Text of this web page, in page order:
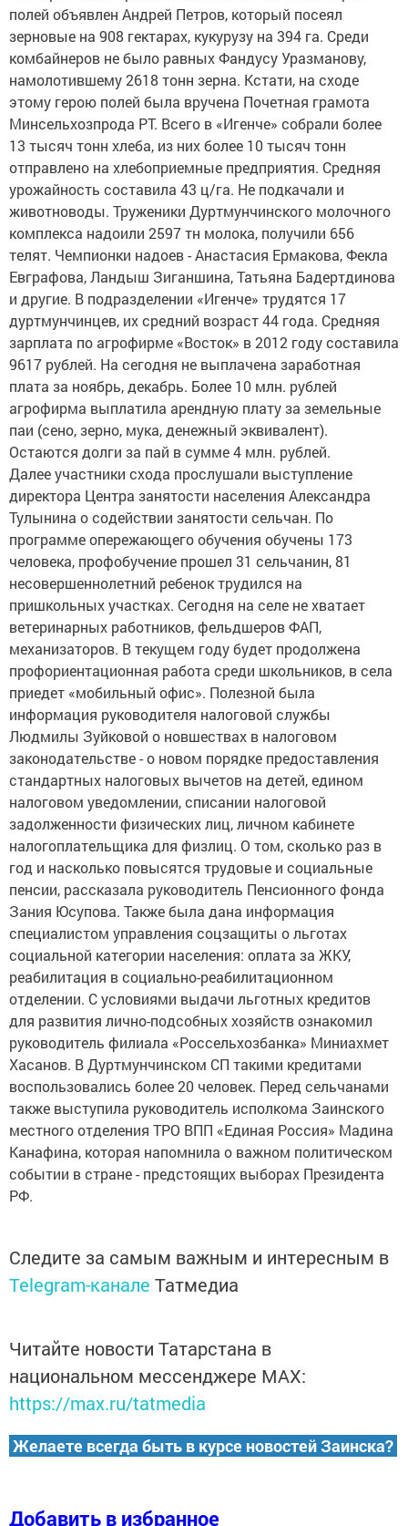
полей объявлен Андрей Петров, который посеял
зерновые на 908 гектарах, кукурузу на 394 га. Среди
комбайнеров не было равных Фандусу Уразманову,
намолотившему 2618 тонн зерна. Кстати, на сходе
этому герою полей была вручена Почетная грамота
Минсельхозпрода РТ. Всего в «Игенче» собрали более
13 тысяч тонн хлеба, из них более 10 тысяч тонн
отправлено на хлебоприемные предприятия. Средняя
урожайность составила 43 ц/га. Не подкачали и
животноводы. Труженики Дуртмунчинского молочного
комплекса надоили 2597 тн молока, получили 656
телят. Чемпионки надоев - Анастасия Ермакова, Фекла
Евграфова, Ландыш Зиганшина, Татьяна Бадертдинова
и другие. В подразделении «Игенче» трудятся 17
дуртмунчинцев, их средний возраст 44 года. Средняя
зарплата по агрофирме «Восток» в 2012 году составила
9617 рублей. На сегодня не выплачена заработная
плата за ноябрь, декабрь. Более 10 млн. рублей
агрофирма выплатила арендную плату за земельные
паи (сено, зерно, мука, денежный эквивалент).
Остаются долги за пай в сумме 4 млн. рублей.
Далее участники схода прослушали выступление
директора Центра занятости населения Александра
Тулынина о содействии занятости сельчан. По
программе опережающего обучения обучены 173
человека, профобучение прошел 31 сельчанин, 81
несовершеннолетний ребенок трудился на
пришкольных участках. Сегодня на селе не хватает
ветеринарных работников, фельдшеров ФАП,
механизаторов. В текущем году будет продолжена
профориентационная работа среди школьников, в села
приедет «мобильный офис». Полезной была
информация руководителя налоговой службы
Людмилы Зуйковой о новшествах в налоговом
законодательстве - о новом порядке предоставления
стандартных налоговых вычетов на детей, едином
налоговом уведомлении, списании налоговой
задолженности физических лиц, личном кабинете
налогоплательщика для физлиц. О том, сколько раз в
год и насколько повысятся трудовые и социальные
пенсии, рассказала руководитель Пенсионного фонда
Зания Юсупова. Также была дана информация
специалистом управления соцзащиты о льготах
социальной категории населения: оплата за ЖКУ,
реабилитация в социально-реабилитационном
отделении. С условиями выдачи льготных кредитов
для развития лично-подсобных хозяйств ознакомил
руководитель филиала «Россельхозбанка» Миниахмет
Хасанов. В Дуртмунчинском СП такими кредитами
воспользовались более 20 человек. Перед сельчанами
также выступила руководитель исполкома Заинского
местного отделения ТРО ВПП «Единая Россия» Мадина
Канафина, которая напомнила о важном политическом
событии в стране - предстоящих выборах Президента
РФ.
Следите за самым важным и интересным в
Telegram-канале Татмедиа
Читайте новости Татарстана в
национальном мессенджере MАХ:
https://max.ru/tatmedia
Желаете всегда быть в курсе новостей Заинска?
Добавить в избранное